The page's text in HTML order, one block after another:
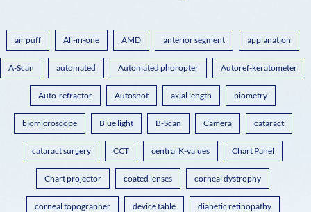
air puff All-in-one AMD anterior segment applanation
A-Scan automated Automated phoropter Autoref-keratometer
Auto-refractor Autoshot axial length biometry
biomicroscope Blue light B-Scan Camera cataract
cataract surgery CCT central K-values Chart Panel
Chart projector coated lenses corneal dystrophy
corneal topographer device table diabetic retinopathy